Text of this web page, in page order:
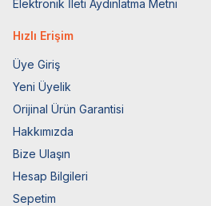
Elektronik İleti Aydınlatma Metni
Hızlı Erişim
Üye Giriş
Yeni Üyelik
Orijinal Ürün Garantisi
Hakkımızda
Bize Ulaşın
Hesap Bilgileri
Sepetim